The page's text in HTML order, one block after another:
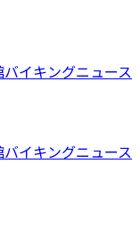
バイキングニュース
バイキングニュース